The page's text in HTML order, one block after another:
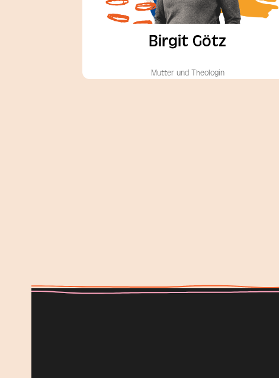
Birgit Götz
Mutter und Theologin